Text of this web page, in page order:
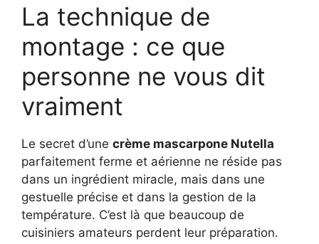
La technique de
montage : ce que
personne ne vous dit
vraiment
Le secret d’une crème mascarpone Nutella
parfaitement ferme et aérienne ne réside pas
dans un ingrédient miracle, mais dans une
gestuelle précise et dans la gestion de la
température. C’est là que beaucoup de
cuisiniers amateurs perdent leur préparation.